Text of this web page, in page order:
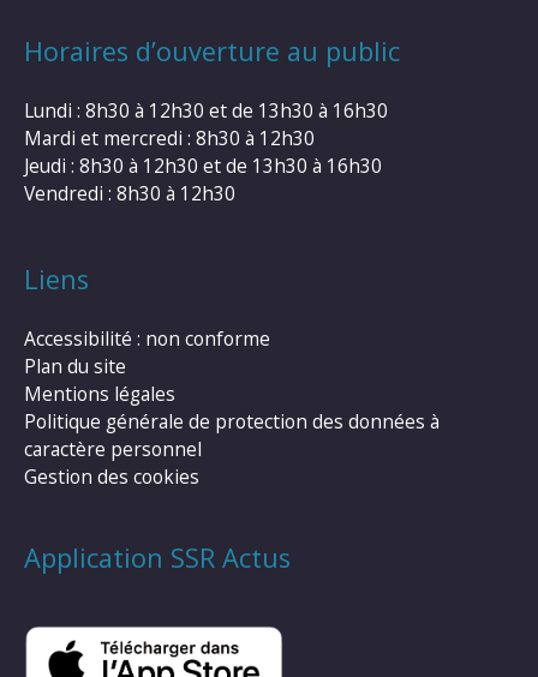
Horaires d’ouverture au public
Lundi : 8h30 à 12h30 et de 13h30 à 16h30
Mardi et mercredi : 8h30 à 12h30
Jeudi : 8h30 à 12h30 et de 13h30 à 16h30
Vendredi : 8h30 à 12h30
Liens
Accessibilité : non conforme
Plan du site
Mentions légales
Politique générale de protection des données à
caractère personnel
Gestion des cookies
Application SSR Actus